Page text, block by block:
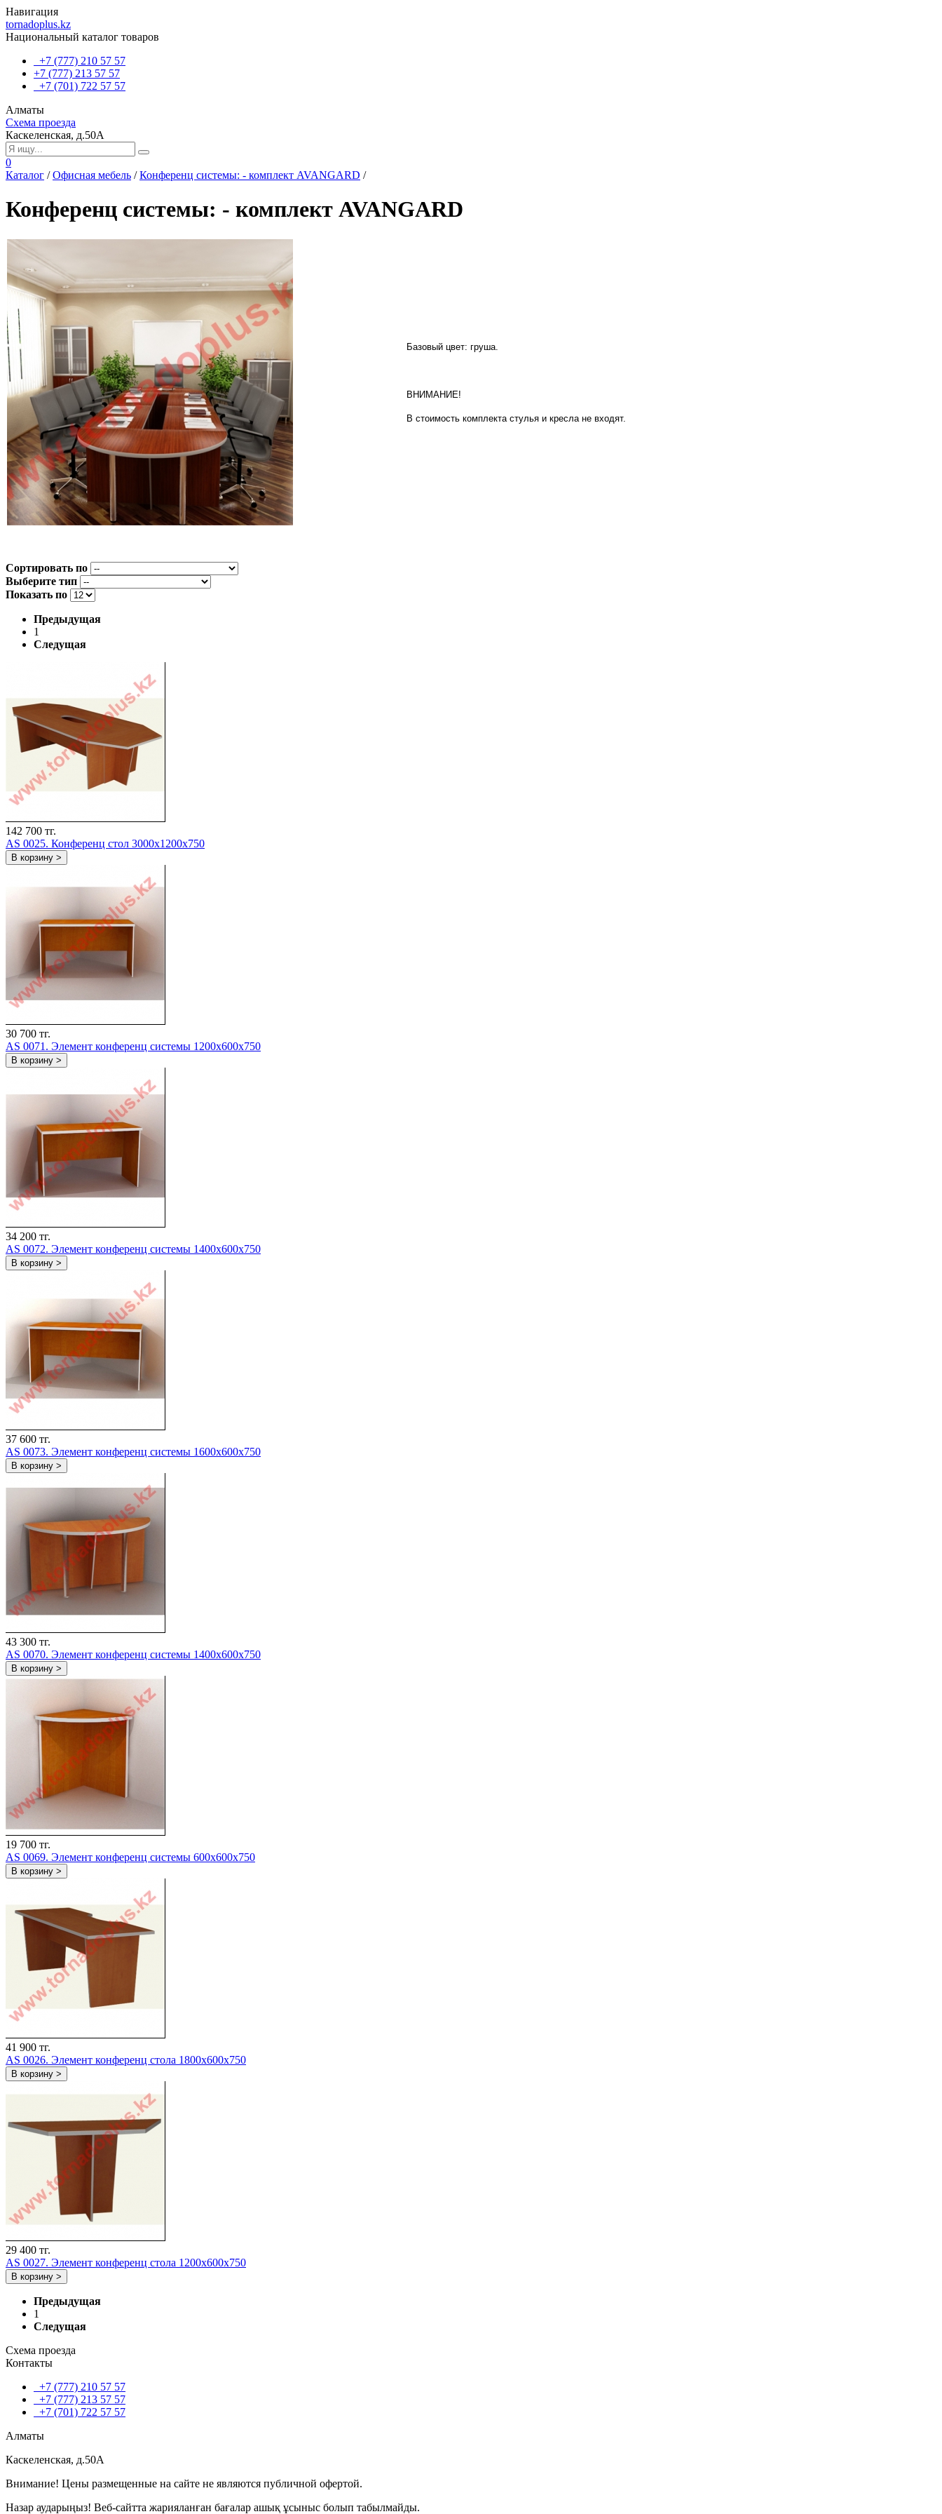
Навигация
tornadoplus.kz
Национальный каталог товаров
+7 (777) 210 57 57
+7 (777) 213 57 57
+7 (701) 722 57 57
Алматы
Схема проезда
Каскеленская, д.50А
0
Каталог /Офисная мебель /Конференц системы: - комплект AVANGARD /
Конференц системы: - комплект AVANGARD
Базовый цвет: груша.
ВНИМАНИЕ!
В стоимость комплекта стулья и кресла не входят.
Сортировать по
Выберите тип
Показать по
Предыдущая
1
Следущая
142 700 тг.
AS 0025. Конференц стол 3000х1200х750
В корзину >
30 700 тг.
AS 0071. Элемент конференц системы 1200х600х750
В корзину >
34 200 тг.
AS 0072. Элемент конференц системы 1400х600х750
В корзину >
37 600 тг.
AS 0073. Элемент конференц системы 1600х600х750
В корзину >
43 300 тг.
AS 0070. Элемент конференц системы 1400х600х750
В корзину >
19 700 тг.
AS 0069. Элемент конференц системы 600х600х750
В корзину >
41 900 тг.
AS 0026. Элемент конференц стола 1800х600х750
В корзину >
29 400 тг.
AS 0027. Элемент конференц стола 1200х600х750
В корзину >
Предыдущая
1
Следущая
Схема проезда
Контакты
+7 (777) 210 57 57
+7 (777) 213 57 57
+7 (701) 722 57 57
Алматы
Каскеленская, д.50А
Внимание! Цены размещенные на сайте не являются публичной офертой.
Назар аударыңыз! Веб-сайтта жарияланған бағалар ашық ұсыныс болып табылмайды.